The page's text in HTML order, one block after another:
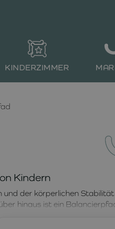
KINDERZIMMER
Kindern
der körperlichen
hinaus ist ein